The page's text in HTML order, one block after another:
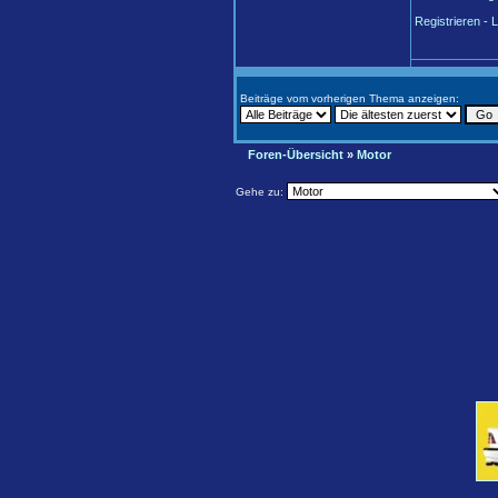
Registrieren -
Beiträge vom vorherigen Thema anzeigen:
Foren-Übersicht » Motor
Gehe zu: